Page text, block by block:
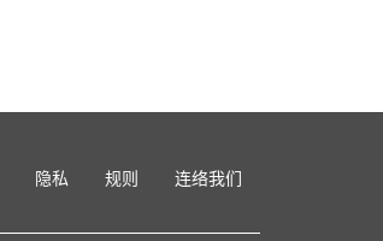
隐私 规则 连络我们